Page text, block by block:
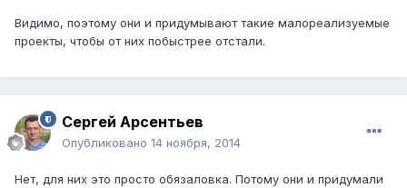
Видимо, поэтому они и придумывают такие малореализуемые
проекты, чтобы от них побыстрее отстали.
Сергей Арсентьев
Опубликовано 14 ноября, 2014
Нет, для них это просто обязаловка. Потому они и придумали